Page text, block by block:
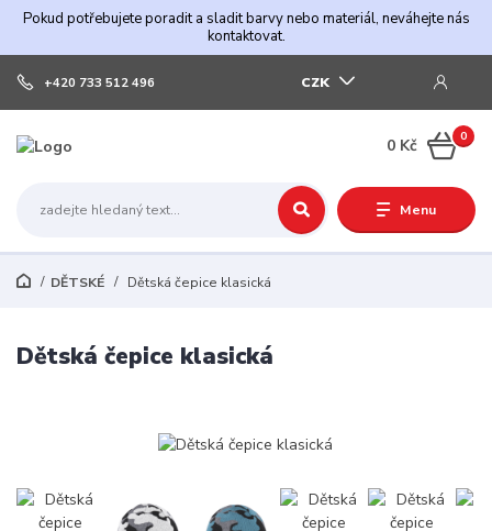
Pokud potřebujete poradit a sladit barvy nebo materiál, neváhejte nás
kontaktovat.
Menu
CZK
+420 733 512 496
0
0 Kč
DĚTSKÉ Dětská čepice klasická
Dětská čepice klasická